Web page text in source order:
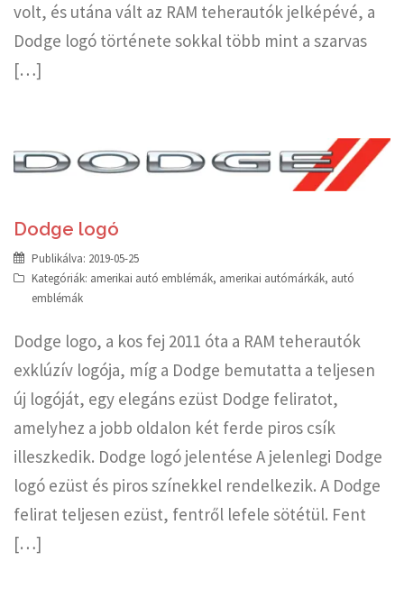
volt, és utána vált az RAM teherautók jelképévé, a
Dodge logó története sokkal több mint a szarvas
[…]
Dodge logó
Publikálva: 2019-05-25
Kategóriák: amerikai autó emblémák, amerikai autómárkák, autó
emblémák
Dodge logo, a kos fej 2011 óta a RAM teherautók
exklúzív logója, míg a Dodge bemutatta a teljesen
új logóját, egy elegáns ezüst Dodge feliratot,
amelyhez a jobb oldalon két ferde piros csík
illeszkedik. Dodge logó jelentése A jelenlegi Dodge
logó ezüst és piros színekkel rendelkezik. A Dodge
felirat teljesen ezüst, fentről lefele sötétül. Fent
[…]